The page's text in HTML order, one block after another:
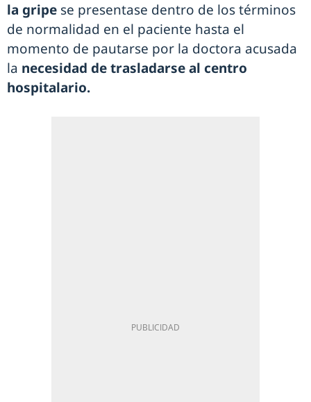
la gripe se presentase dentro de los términos
de normalidad en el paciente hasta el
momento de pautarse por la doctora acusada
la necesidad de trasladarse al centro
hospitalario.